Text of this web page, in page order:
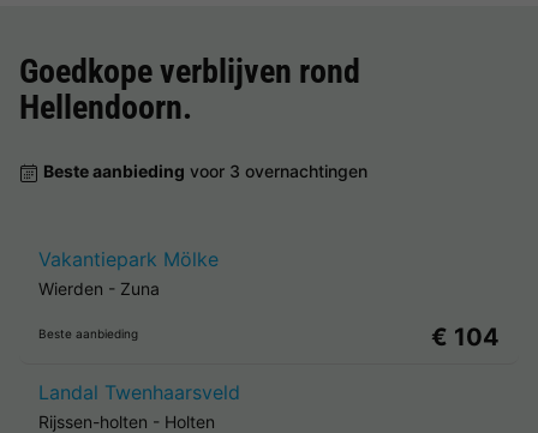
Goedkope verblijven rond
Hellendoorn.
Beste aanbieding voor 3 overnachtingen
Vakantiepark Mölke
Wierden - Zuna
Beste aanbieding € 104
Landal Twenhaarsveld
Rijssen-holten - Holten